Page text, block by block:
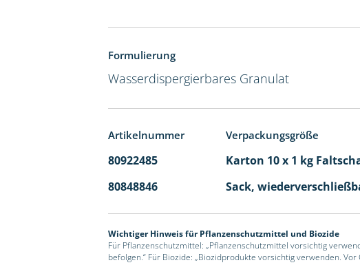
Formulierung
Wasserdispergierbares Granulat
Artikelnummer Verpackungsgröße
80922485 Karton 10 x 1 kg
80848846
Sack,
Wichtiger Hinweis für Pflanzenschutzmittel und Biozide
Für Pflanzenschutzmittel: „Pflanzenschutzmittel vorsichtig
befolgen.“ Für Biozide: „Biozidprodukte vorsichtig verwenden.